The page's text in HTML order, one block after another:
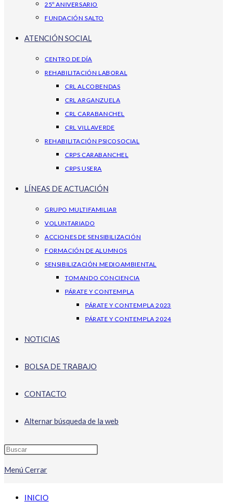
25º ANIVERSARIO
FUNDACIÓN SALTO
ATENCIÓN SOCIAL
CENTRO DE DÍA
REHABILITACIÓN LABORAL
CRL ALCOBENDAS
CRL ARGANZUELA
CRL CARABANCHEL
CRL VILLAVERDE
REHABILITACIÓN PSICOSOCIAL
CRPS CARABANCHEL
CRPS USERA
LÍNEAS DE ACTUACIÓN
GRUPO MULTIFAMILIAR
VOLUNTARIADO
ACCIONES DE SENSIBILIZACIÓN
FORMACIÓN DE ALUMNOS
SENSIBILIZACIÓN MEDIOAMBIENTAL
TOMANDO CONCIENCIA
PÁRATE Y CONTEMPLA
PÁRATE Y CONTEMPLA 2023
PÁRATE Y CONTEMPLA 2024
NOTICIAS
BOLSA DE TRABAJO
CONTACTO
Alternar búsqueda de la web
Menú Cerrar
INICIO